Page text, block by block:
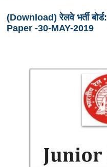
Railway JOBS
RRB ALP(Loco Pilot)
(Download) रेलवे भर्ती
Paper -30-MAY-2019